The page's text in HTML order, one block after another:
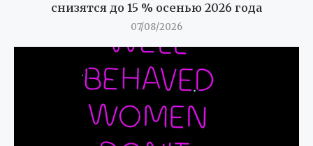
снизятся до 15 % осенью 2026 года
07/08/2026